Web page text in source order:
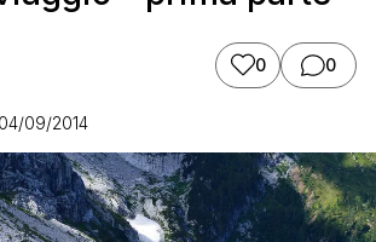
0 0
04/09/2014